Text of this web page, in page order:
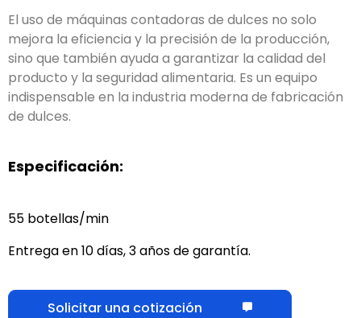
El uso de máquinas contadoras de dulces no solo
mejora la eficiencia y la precisión de la producción,
sino que también ayuda a garantizar la calidad del
producto y la seguridad alimentaria. Es un equipo
indispensable en la industria moderna de fabricación
de dulces.
Especificación:
55 botellas/min
Entrega en 10 días, 3 años de garantía.
Solicitar una cotización